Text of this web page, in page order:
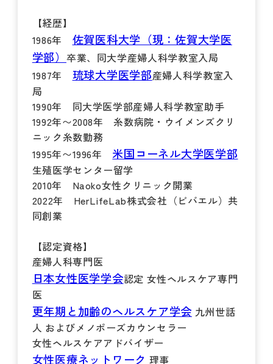
【経歴】
1986年 佐賀医科大学（現：佐賀大学医
学部） 卒業、同大学産婦人科学教室入局
1987年 琉球大学医学部産婦人科学教室入
局
1990年 同大学医学部産婦人科学教室助手
1992年〜2008年 糸数病院・ウイメンズクリ
ニック糸数勤務
1995年〜1996年 米国コーネル大学医学部
生殖医学センター留学
2010年 Naoko女性クリニック開業
2022年 HerLifeLab株式会社（ビバエル）共
同創業
【認定資格】
産婦人科専門医
日本女性医学学会認定 女性ヘルスケア専門
医
更年期と加齢のヘルスケア学会 九州世話
人 およびメノポーズカウンセラー
女性ヘルスケアアドバイザー
女性医療ネットワーク 理事